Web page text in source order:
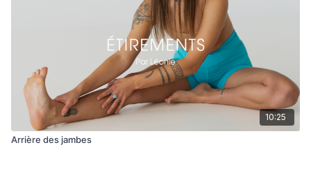
10:25
Arrière des jambes